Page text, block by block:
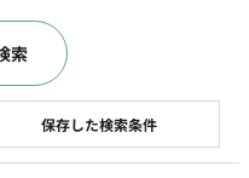
保存した検索条件
索